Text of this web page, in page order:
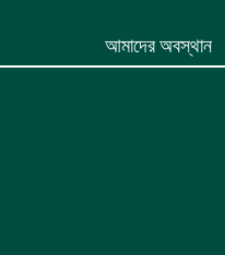
আমাদের অবস্থান